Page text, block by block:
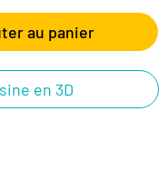
au panier
en 3D